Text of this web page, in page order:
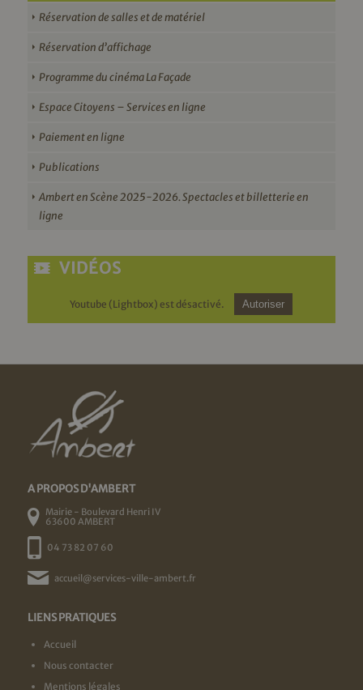
Réservation de salles et de matériel
Réservation d’affichage
Programme du cinéma La Façade
Espace Citoyens – Services en ligne
Paiement en ligne
Publications
Ambert en Scène 2025-2026. Spectacles et billetterie en
ligne
VIDÉOS
Youtube (Lightbox) est désactivé. Autoriser
A PROPOS D'AMBERT
Mairie - Boulevard Henri IV
63600 AMBERT
04 73 82 07 60
accueil@services-ville-ambert.fr
LIENS PRATIQUES
Accueil
Nous contacter
Mentions légales